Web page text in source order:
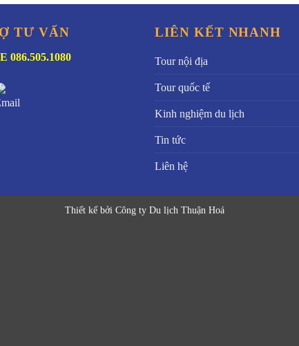
TƯ VẤN
086.505.1080
LIÊN KẾT NHANH
Tour nội địa
Tour quốc tế
Kinh nghiệm du lịch
Tin tức
Liên hệ
Thiết kế bởi Công ty Du lịch Thuận Hoá